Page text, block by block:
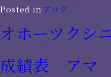
Posted in ブログ
オホーツクシ
成績表 アマ